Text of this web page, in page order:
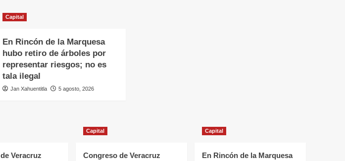
Capital
En Rincón de la Marquesa
hubo retiro de árboles por
representar riesgos; no es
tala ilegal
Jan Xahuentitla 5 agosto, 2026
Veracruz
Capital
Congreso de Veracruz
Capital
En Rincón de la Marquesa